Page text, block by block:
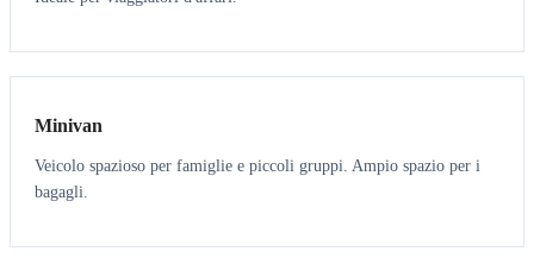
6 5
Minivan
Veicolo spazioso per famiglie e piccoli gruppi. Ampio spazio per i
bagagli.
7 7